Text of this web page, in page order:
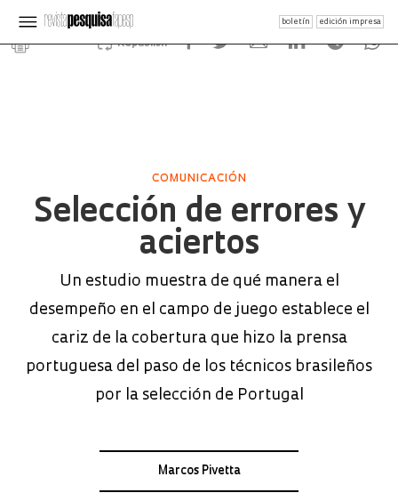
boletín edición impresa
Republish
COMUNICACIÓN
Selección de errores y
aciertos
Un estudio muestra de qué manera el
desempeño en el campo de juego establece el
cariz de la cobertura que hizo la prensa
portuguesa del paso de los técnicos brasileños
por la selección de Portugal
Marcos Pivetta